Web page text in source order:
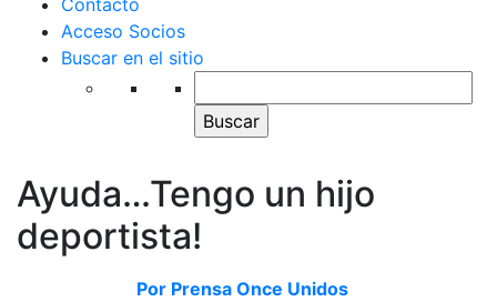
Contacto
Acceso Socios
Buscar en el sitio
Ayuda…Tengo un hijo
deportista!
Por Prensa Once Unidos